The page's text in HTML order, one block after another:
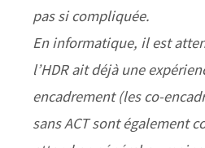
pas si compliquée.
En informatique, il est
l’HDR ait déjà une
encadrement (les co-
sans ACT sont également